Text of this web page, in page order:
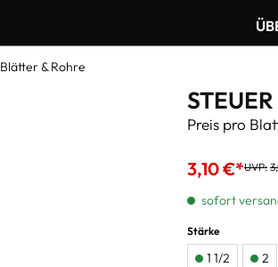
Blätter & Rohre
Preis pro
3,10 €*UVP:
sofort
Stärke
1 1/2 2